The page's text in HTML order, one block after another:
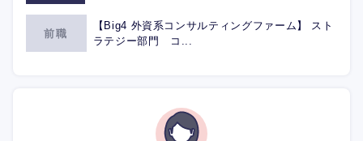
前職
【Big4 外資系コンサルティングファーム】 スト
ラテジー部門 コ...